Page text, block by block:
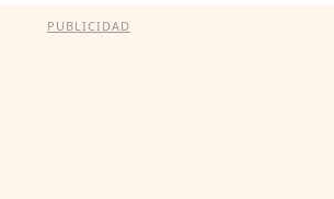
PUBLICIDAD